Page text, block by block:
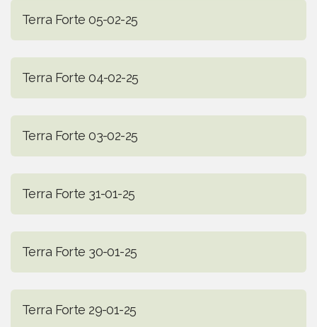
Terra Forte 05-02-25
Terra Forte 04-02-25
Terra Forte 03-02-25
Terra Forte 31-01-25
Terra Forte 30-01-25
Terra Forte 29-01-25